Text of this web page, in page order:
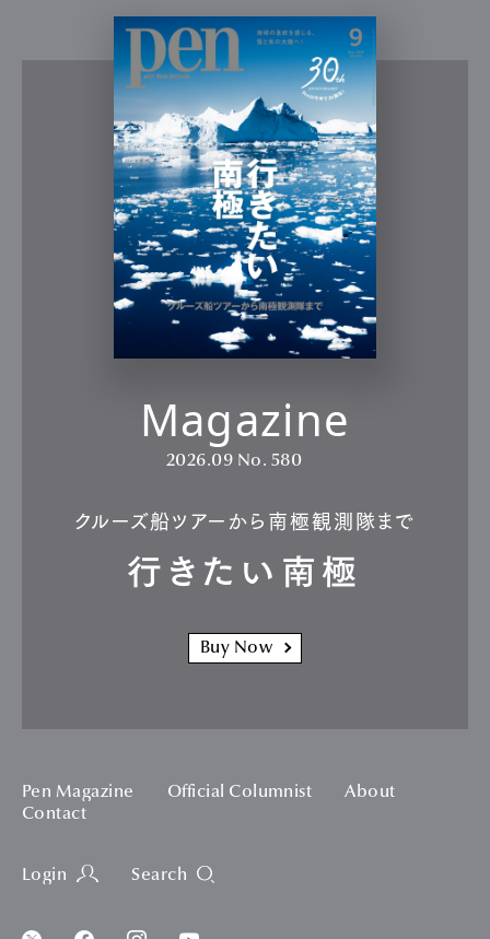
Magazine
2026.09 No. 580
クルーズ船ツアーから南極観測隊まで
行きたい南極
Buy Now
Pen Magazine Official Columnist
About
Contact
Login Search